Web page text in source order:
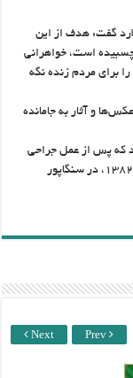
گفت: هدف از این
است، خواهرانی
برای مردم زنده نگه
و آثار به جامانده
که پس از عمل جراحی
به قصد جداسازی به فاصله چند ساعت از یکدیگر سال ۱۳۸۲، در سنگاپور
Next Prev